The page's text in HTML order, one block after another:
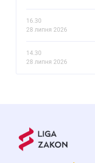
16.30
28 липня 2026
14.30
28 липня 2026